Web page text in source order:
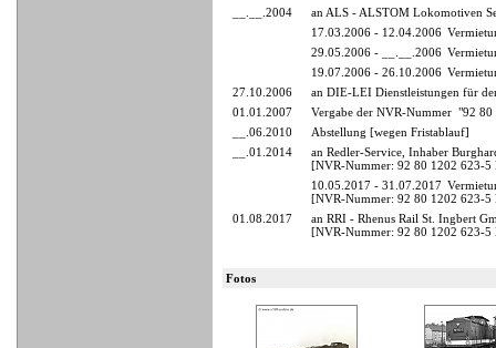
__.__.2004
an ALS - ALSTOM Lokomotiven
17.03.2006 - 12.04.2006
29.05.2006 - __.__.2006
19.07.2006 - 26.10.2006
27.10.2006
an DIE-LEI Dienstleistungen für
01.01.2007
Vergabe der NVR-Nummer "92
__.06.2010
Abstellung [wegen Fristablauf]
__.01.2014
an Redler-Service, Inhaber
[NVR-Nummer: 92 80 1202 623-5
10.05.2017 - 31.07.2017
[NVR-Nummer: 92 80 1202 623-5
01.08.2017
an RRI - Rhenus Rail St. Ingbert
[NVR-Nummer: 92 80 1202 623-5
Fotos